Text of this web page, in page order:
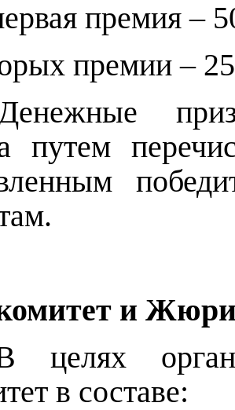
премия –
премии –
путем
и
в составе: